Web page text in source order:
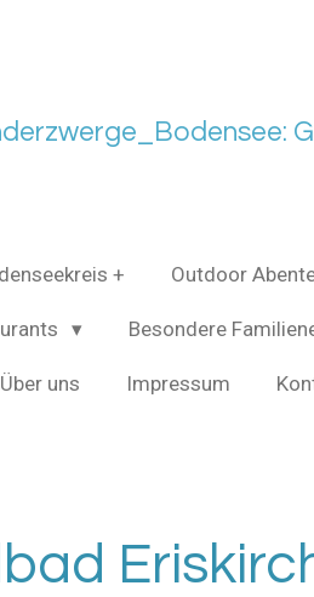
+ Outdoor
Besondere
Über uns Impressum